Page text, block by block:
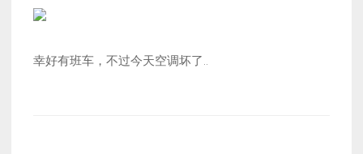
幸好有班车，不过今天空调坏了..